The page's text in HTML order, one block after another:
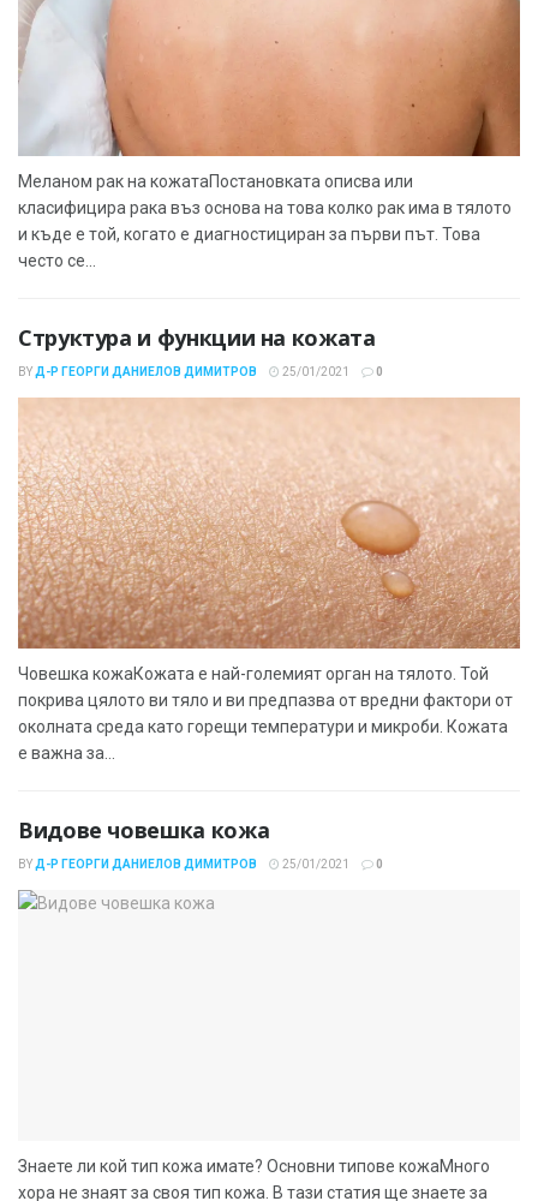
Меланом рак на кожатаПостановката описва или
класифицира рака въз основа на това колко рак има в тялото
и къде е той, когато е диагностициран за първи път. Това
често се...
Структура и функции на кожата
BY Д-Р ГЕОРГИ ДАНИЕЛОВ ДИМИТРОВ 25/01/2021 0
Човешка кожаКожата е най-големият орган на тялото. Той
покрива цялото ви тяло и ви предпазва от вредни фактори от
околната среда като горещи температури и микроби. Кожата
е важна за...
Видове човешка кожа
BY Д-Р ГЕОРГИ ДАНИЕЛОВ ДИМИТРОВ 25/01/2021 0
Знаете ли кой тип кожа имате? Основни типове кожаМного
хора не знаят за своя тип кожа. В тази статия ще знаете за